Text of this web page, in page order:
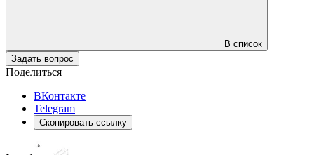
В список
Задать вопрос
Поделиться
ВКонтакте
Telegram
Скопировать ссылку